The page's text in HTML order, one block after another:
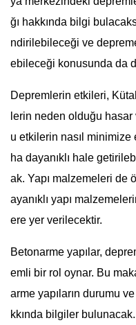
ğı hakkında bilgi
ndirilebileceği ve
ebileceği konusunda da
Depremlerin etkileri,
lerin neden olduğu hasar
u etkilerin nasıl minimize
ha dayanıklı hale
ak. Yapı malzemeleri de
ayanıklı yapı
ere yer verilecektir.
Betonarme yapılar,
emli bir rol oynar. Bu
arme yapıların durumu
kkında bilgiler